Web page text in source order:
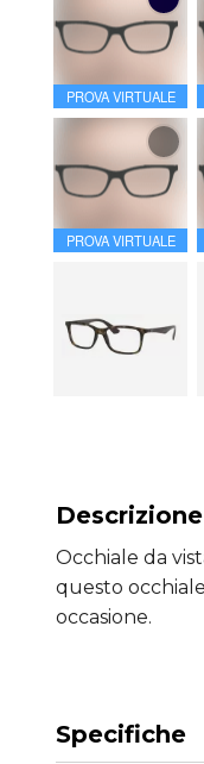
PROVA VIRTUALE
PROVA VIRTUALE
Descrizione
Occhiale da
questo
occasione.
Specifiche